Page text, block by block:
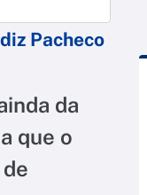
Pacheco
da
que o